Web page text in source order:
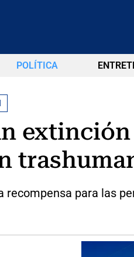
POLÍTICA
extinción
recompensa para las